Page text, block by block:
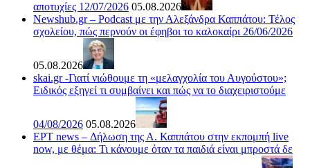
αποτυχίες 12/07/2026 05.08.2026
Newshub.gr – Podcast με την Αλεξάνδρα Καππάτου: Τέλος
σχολείου, πώς περνούν οι έφηβοι το καλοκαίρι 26/06/2026
05.08.2026
skai.gr -Γιατί νιώθουμε τη «μελαγχολία του Αυγούστου»;
Ειδικός εξηγεί τι συμβαίνει και πώς να το διαχειριστούμε
04/08/2026 05.08.2026
ΕΡΤ news – Δήλωση της Α. Καππάτου στην εκπομπή live
now, με θέμα: Τι κάνουμε όταν τα παιδιά είναι μπροστά δε